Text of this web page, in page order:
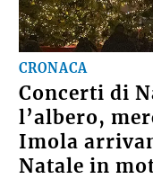
CRONACA
Concerti di
l’albero,
Imola
Natale in